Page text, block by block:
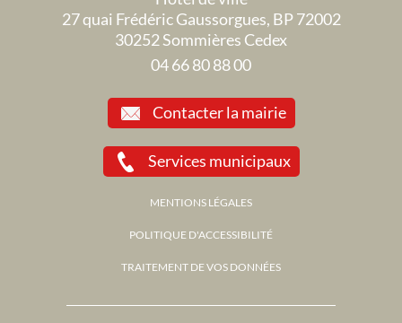
27 quai Frédéric Gaussorgues, BP 72002
30252 Sommières Cedex
04 66 80 88 00
Contacter la mairie
Services municipaux
MENTIONS LÉGALES
POLITIQUE D'ACCESSIBILITÉ
TRAITEMENT DE VOS DONNÉES